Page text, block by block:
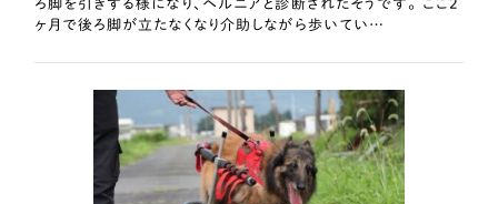
ろ脚を引きずる様になり、ヘルニアと診断されたそうです。 ここ2
ヶ月で後ろ脚が立たなくなり介助しながら歩いてい…